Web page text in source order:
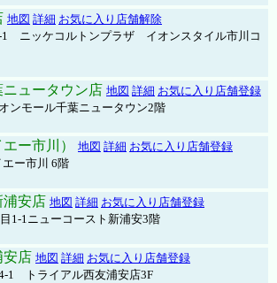
地図 詳細 お気に入り店舗解除
1 ニッケコルトンプラザ イオンスタイル市川コ
ュータウン店 地図 詳細 お気に入り店舗登録
ンモール千葉ニュータウン2階
ー市川） 地図 詳細 お気に入り店舗登録
ー市川 6階
浦安店 地図 詳細 お気に入り店舗登録
1-1ニューコースト新浦安3階
安店 地図 詳細 お気に入り店舗登録
1 トライアル西友浦安店3F